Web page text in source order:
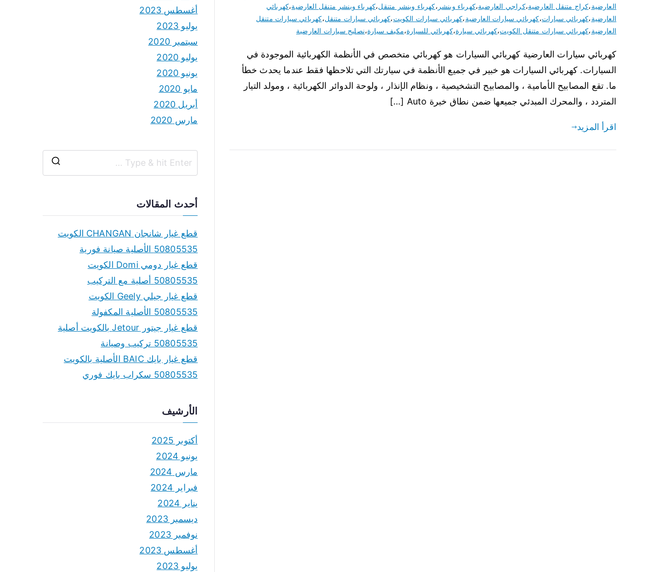
العارضية،كراج متنقل العارضية،كراجي العارضية،كهرباء وبنشر ،كهرباء وبنشر متنقل،كهرباء وبنشر متنقل العارضية،كهربائي
العارضية،كهربائي سيارات،كهربائي سيارات العارضية،كهربائي سيارات الكويت،كهربائي سيارات متنقل،كهربائي سيارات متنقل
العارضية،كهربائي سيارات متنقل الكويت،كهربائي سيارة،كهربائي للسيارة،مكيف سيارة،نصليح سيارات العارضية
كهربائي سيارات العارضية كهربائي السيارات هو كهربائي متخصص في الأنظمة الكهربائية الموجودة في
السيارات. كهربائي السيارات هو خبير في جميع الأنظمة في سيارتك التي تلاحظها فقط عندما يحدث خطأ
ما. تقع المصابيح الأمامية ، والمصابيح التشخيصية ، ونظام الإنذار ، ولوحة الدوائر الكهربائية ، ومولد التيار
المتردد ، والمحرك المبدئي جميعها ضمن نطاق خبرة Auto […]
اقرأ المزيد
أغسطس 2023
يوليو 2023
سبتمبر 2020
يوليو 2020
يونيو 2020
مايو 2020
أبريل 2020
مارس 2020
r
أحدث المقالات
قطع غيار شانجان CHANGAN الكويت
50805535 الأصلية صيانة فورية
قطع غيار دومي Domi الكويت
50805535 أصلية مع التركيب
قطع غيار جيلي Geely الكويت
50805535 الأصلية المكفولة
قطع غيار جيتور Jetour بالكويت أصلية
50805535 تركيب وصيانة
قطع غيار بايك BAIC الأصلية بالكويت
50805535 سكراب بايك فوري
الأرشيف
أكتوبر 2025
يونيو 2024
مارس 2024
فبراير 2024
يناير 2024
ديسمبر 2023
نوفمبر 2023
أغسطس 2023
يوليو 2023